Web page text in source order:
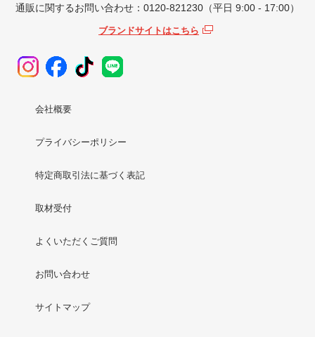
通販に関するお問い合わせ：0120-821230（平日 9:00 - 17:00）
ブランドサイトはこちら
会社概要
プライバシーポリシー
特定商取引法に基づく表記
取材受付
よくいただくご質問
お問い合わせ
サイトマップ